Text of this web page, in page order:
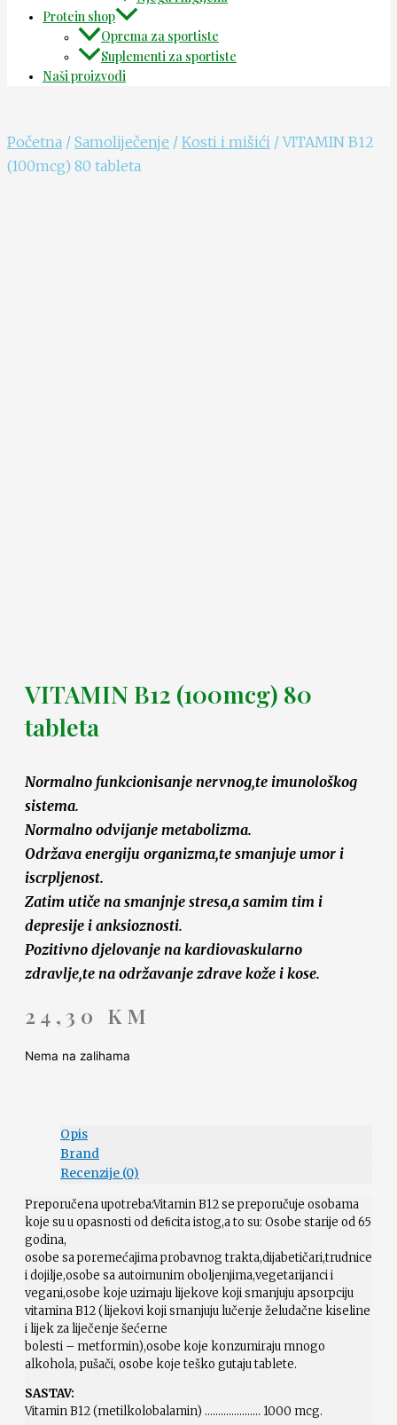
Protein shop
Oprema za sportiste
Suplementi za sportiste
Naši proizvodi
Početna / Samoliječenje / Kosti i mišići / VITAMIN B12
(100mcg) 80 tableta
VITAMIN B12 (100mcg) 80
tableta
Normalno funkcionisanje nervnog,te imunološkog
sistema.
Normalno odvijanje metabolizma.
Održava energiju organizma,te smanjuje umor i
iscrpljenost.
Zatim utiče na smanjnje stresa,a samim tim i
depresije i anksioznosti.
Pozitivno djelovanje na kardiovaskularno
zdravlje,te na održavanje zdrave kože i kose.
24,30 KM
Nema na zalihama
Opis
Brand
Recenzije (0)
Preporučena upotreba:Vitamin B12 se preporučuje osobama
koje su u opasnosti od deﬁcita istog,a to su: Osobe starije od 65
godina,
osobe sa poremećajima probavnog trakta,dijabetičari,trudnice
i dojilje,osobe sa autoimunim oboljenjima,vegetarijanci i
vegani,osobe koje uzimaju lijekove koji smanjuju apsorpciju
vitamina B12 (lijekovi koji smanjuju lučenje želudačne kiseline
i lijek za liječenje šećerne
bolesti – metformin),osobe koje konzumiraju mnogo
alkohola, pušači, osobe koje teško gutaju tablete.
SASTAV:
Vitamin B12 (metilkolobalamin) ………………… 1000 mcg.